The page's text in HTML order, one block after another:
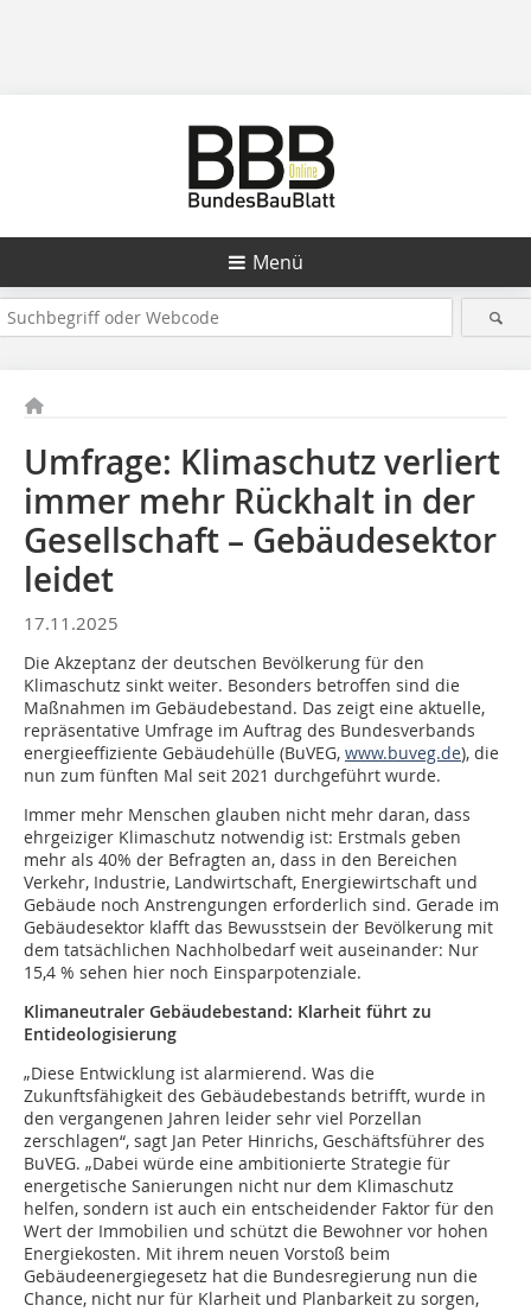
Menü
Umfrage: Klimaschutz verliert
immer mehr Rückhalt in der
Gesellschaft – Gebäudesektor
leidet
17.11.2025
Die Akzeptanz der deutschen Bevölkerung für den
Klimaschutz sinkt weiter. Besonders betroffen sind die
Maßnahmen im Gebäudebestand. Das zeigt eine aktuelle,
repräsentative Umfrage im Auftrag des Bundesverbands
energieeffiziente Gebäudehülle (BuVEG, www.buveg.de), die
nun zum fünften Mal seit 2021 durchgeführt wurde.
Immer mehr Menschen glauben nicht mehr daran, dass
ehrgeiziger Klimaschutz notwendig ist: Erstmals geben
mehr als 40% der Befragten an, dass in den Bereichen
Verkehr, Industrie, Landwirtschaft, Energiewirtschaft und
Gebäude noch Anstrengungen erforderlich sind. Gerade im
Gebäudesektor klafft das Bewusstsein der Bevölkerung mit
dem tatsächlichen Nachholbedarf weit auseinander: Nur
15,4 % sehen hier noch Einsparpotenziale.
Klimaneutraler Gebäudebestand: Klarheit führt zu
Entideologisierung
„Diese Entwicklung ist alarmierend. Was die
Zukunftsfähigkeit des Gebäudebestands betrifft, wurde in
den vergangenen Jahren leider sehr viel Porzellan
zerschlagen“, sagt Jan Peter Hinrichs, Geschäftsführer des
BuVEG. „Dabei würde eine ambitionierte Strategie für
energetische Sanierungen nicht nur dem Klimaschutz
helfen, sondern ist auch ein entscheidender Faktor für den
Wert der Immobilien und schützt die Bewohner vor hohen
Energiekosten. Mit ihrem neuen Vorstoß beim
Gebäudeenergiegesetz hat die Bundesregierung nun die
Chance, nicht nur für Klarheit und Planbarkeit zu sorgen,